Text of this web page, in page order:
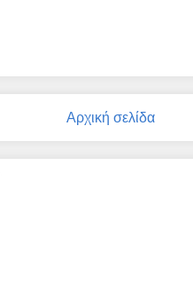
Αρχική σελίδα